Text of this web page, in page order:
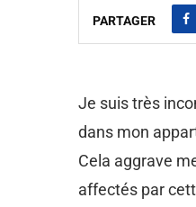
PARTAGER
Je suis très
dans mon
Cela aggrave
affectés par